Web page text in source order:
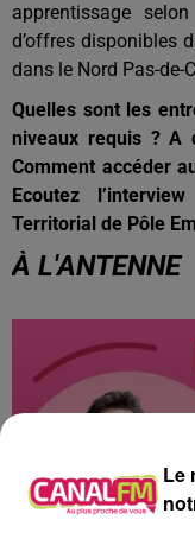
apprentissage
d’offres disponibles
dans le Nord Pas-de-
Quelles sont les
niveaux requis ? A
Comment accéder
Ecoutez
Territorial de Pôle
À L'ANTENNE
Le